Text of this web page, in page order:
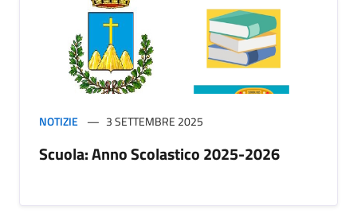
NOTIZIE 3 SETTEMBRE 2025
Scuola: Anno Scolastico 2025-2026